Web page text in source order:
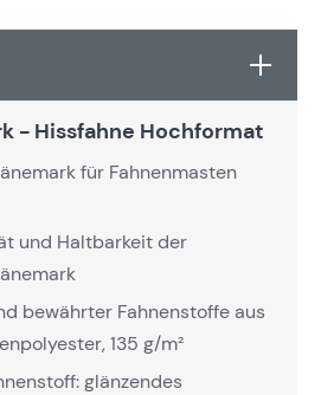
- Hissfahne Hochformat
für Fahnenmasten
und Haltbarkeit der
bewährter Fahnenstoffe aus
135 g/m²
glänzendes